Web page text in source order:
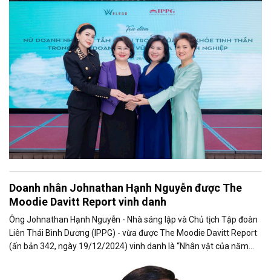
Doanh nhân Johnathan Hạnh Nguyễn được The
Moodie Davitt Report vinh danh
Ông Johnathan Hạnh Nguyễn - Nhà sáng lập và Chủ tịch Tập đoàn
Liên Thái Bình Dương (IPPG) - vừa được The Moodie Davitt Report
(ấn bản 342, ngày 19/12/2024) vinh danh là “Nhân vật của năm